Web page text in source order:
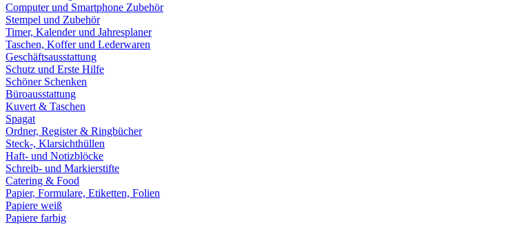
Computer und Smartphone Zubehör
Stempel und Zubehör
Timer, Kalender und Jahresplaner
Taschen, Koffer und Lederwaren
Geschäftsausstattung
Schutz und Erste Hilfe
Schöner Schenken
Büroausstattung
Kuvert & Taschen
Spagat
Ordner, Register & Ringbücher
Steck-, Klarsichthüllen
Haft- und Notizblöcke
Schreib- und Markierstifte
Catering & Food
Papier, Formulare, Etiketten, Folien
Papiere weiß
Papiere farbig